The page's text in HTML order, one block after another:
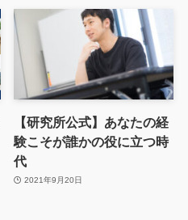
【研究所公式】あなたの経
験こそが誰かの役に立つ時
代
2021年9月20日